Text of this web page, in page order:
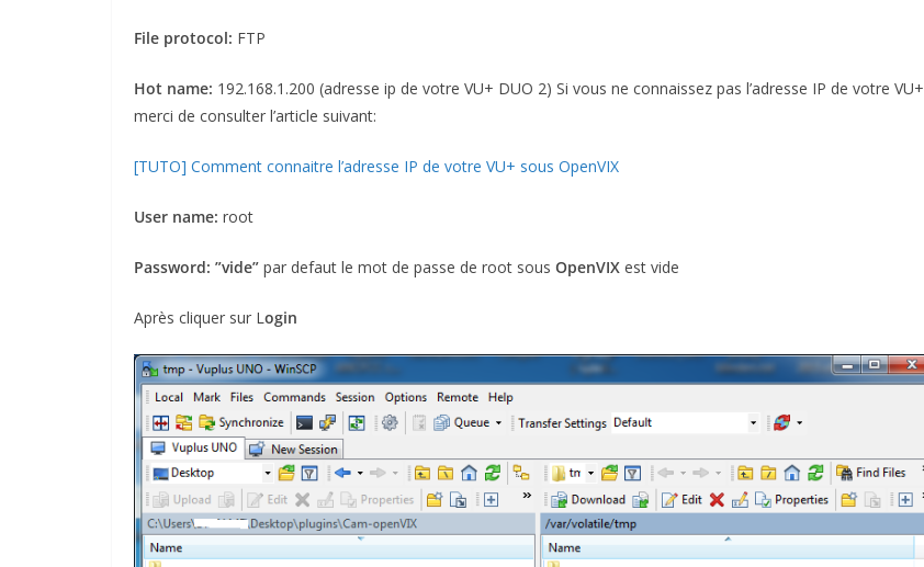
File protocol: FTP
Hot name: 192.168.1.200 (adresse ip de votre VU+ DUO 2) Si vous ne connaissez pas l’adresse IP de votre VU+
merci de consulter l’article suivant:
[TUTO] Comment connaitre l’adresse IP de votre VU+ sous OpenVIX
User name: root
Password: ”vide” par defaut le mot de passe de root sous OpenVIX est vide
Après cliquer sur Login